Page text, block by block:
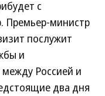
с
Премьер-министр
послужит
и
Россией и
два дня